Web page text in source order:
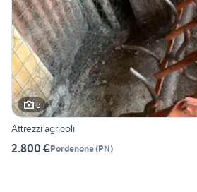
6
Attrezzi agricoli
2.800 €Pordenone(PN)